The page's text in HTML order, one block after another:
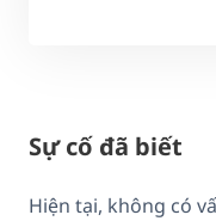
Sự cố đã biết
Hiện tại, không có